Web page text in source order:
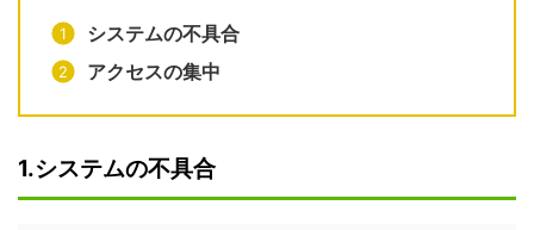
システムの不具合
アクセスの集中
1.システムの不具合